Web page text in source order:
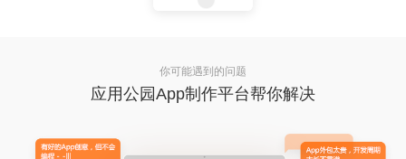
你可能遇到的问题
应用公园App制作平台帮你解决